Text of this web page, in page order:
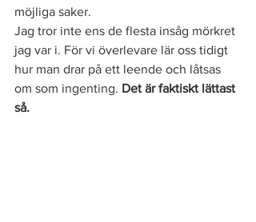
möjliga saker.
Jag tror inte ens de flesta insåg mörkret
jag var i. För vi överlevare lär oss tidigt
hur man drar på ett leende och låtsas
om som ingenting. Det är faktiskt lättast
så.